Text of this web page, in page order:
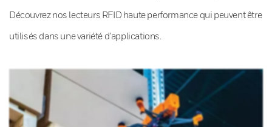
Découvrez nos lecteurs RFID haute performance qui peuvent être
utilisés dans une variété d’applications.